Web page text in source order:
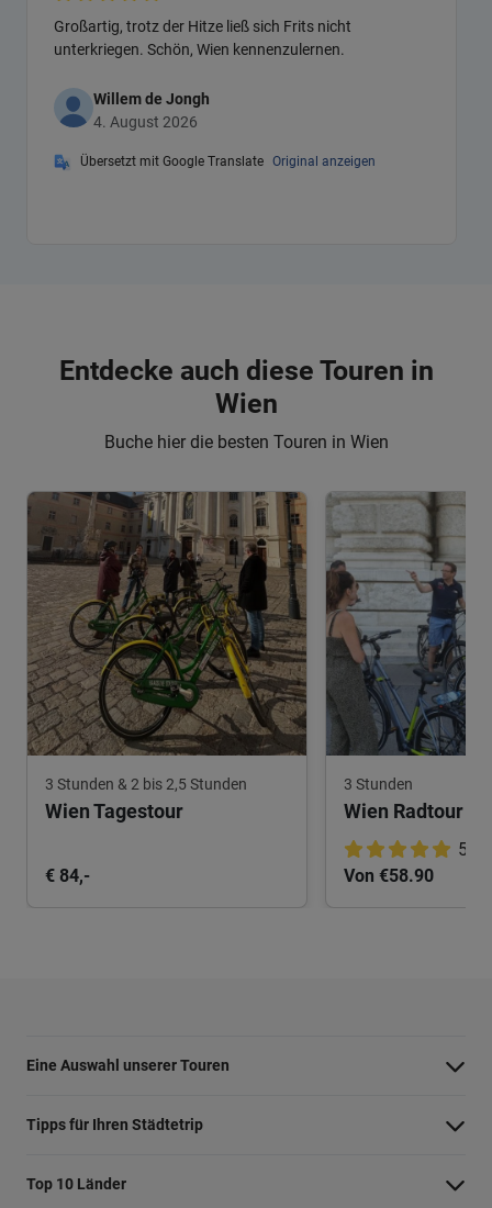
Großartig, trotz der Hitze ließ sich Frits nicht
unterkriegen. Schön, Wien kennenzulernen.
Willem de Jongh
4. August 2026
Übersetzt mit Google Translate Original anzeigen
Entdecke auch diese Touren in
Wien
Buche hier die besten Touren in Wien
3 Stunden & 2 bis 2,5 Stunden
Wien Tagestour
€ 84,-
3 Stunden
5.0
Von €58.90
Eine Auswahl unserer Touren
Barcelona Highlights Tour
Highlights von Paris
Tipps für Ihren Städtetrip
Strände bei Athen
Top 10 Länder